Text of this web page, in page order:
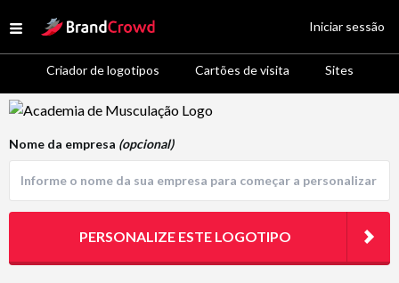
Open menu
Site Logo
Criador de logotipos Cartões de visita Sites
Iniciar sessão
Logo Template Preview
Nome da empresa (opcional)
PERSONALIZE ESTE LOGOTIPO